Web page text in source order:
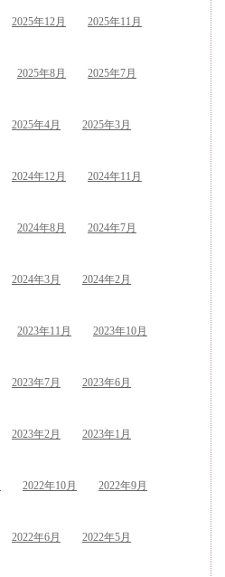
2025年12月 2025年11月
2025年8月 2025年7月
2025年4月 2025年3月
2024年12月 2024年11月
2024年8月 2024年7月
2024年3月 2024年2月
2023年11月 2023年10月
2023年7月 2023年6月
2023年2月 2023年1月
2022年10月 2022年9月
2022年6月 2022年5月